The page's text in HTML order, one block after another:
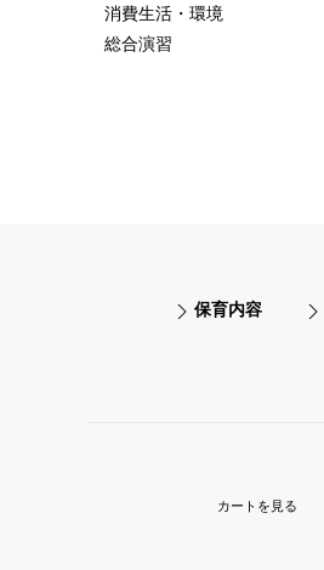
消費生活・環境
総合演習
保育内容
カートを見る